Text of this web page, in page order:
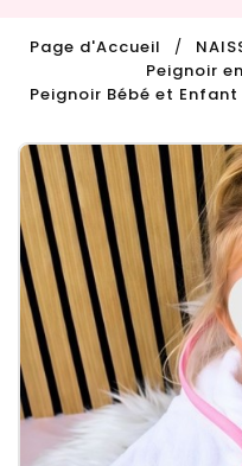
Page d'Accueil
Peignoir
Peignoir Bébé et Enfant